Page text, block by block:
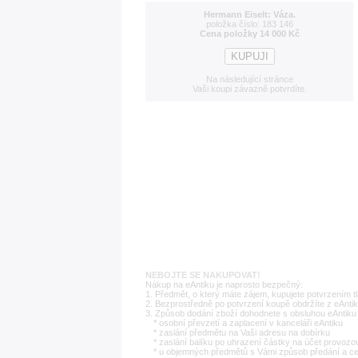
Hermann Eiselt: Váza.
položka číslo: 183 146
Cena položky 14 000 Kč
Na následující stránce
Vaši koupi závazně potvrdíte.
NEBOJTE SE NAKUPOVAT!
Nákup na eAntiku je naprosto bezpečný:
1. Předmět, o který máte zájem, kupujete potvrzením
2. Bezprostředně po potvrzení koupě obdržíte z
3. Způsob dodání zboží dohodnete s obsluhou
* osobní převzetí a zaplacení v kanceláři eAntiku
* zaslání předmětu na Vaši adresu na dobírku
* zaslání balíku po uhrazení částky na účet
* u objemných předmětů s Vámi způsob předání a